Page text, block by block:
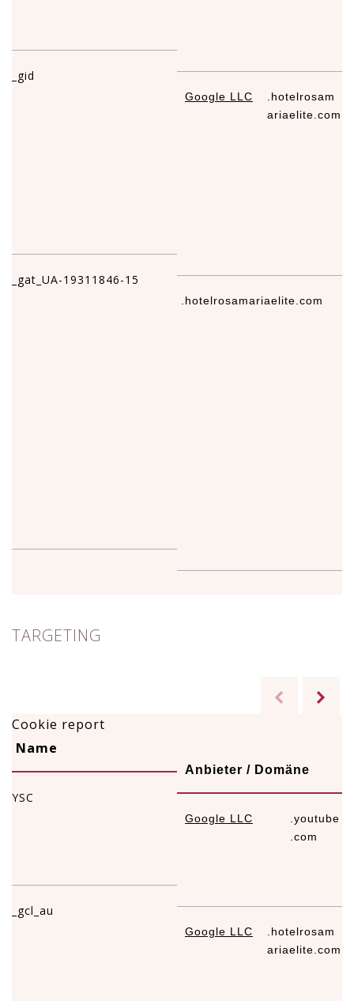
_gid
_gat_UA-19311846-15
Google LLC
.hotelrosam
ariaelite.com
.hotelrosamariaelite.com
TARGETING
Name
YSC
_gcl_au
Cookie report
Anbieter / Domäne
Google LLC
.youtube
.com
Google LLC
.hotelrosam
ariaelite.com